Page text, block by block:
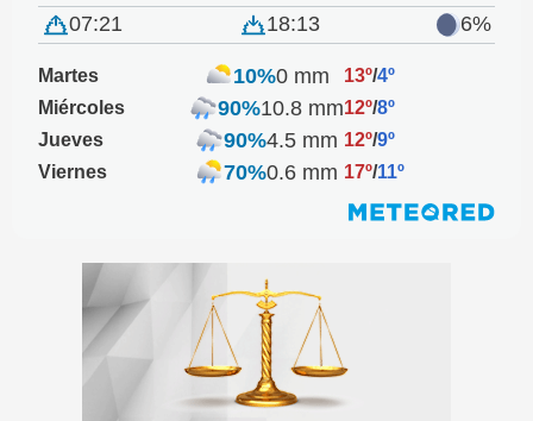
07:21 18:13 6%
Martes 10%0 mm 13º/4º
Miércoles
90%10.8 mm12º/8º
Jueves
90%4.5 mm 12º/9º
Viernes
70%0.6 mm 17º/11º